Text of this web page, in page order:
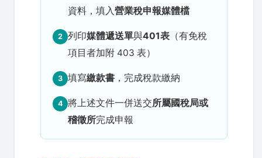
資料，填入營業稅申報媒體檔
2 列印媒體遞送單與401表 （有免稅
項目者加附 403 表）
3 填寫繳款書 ，完成稅款繳納
4 將上述文件一併送交所屬國稅局或
稽徵所完成申報